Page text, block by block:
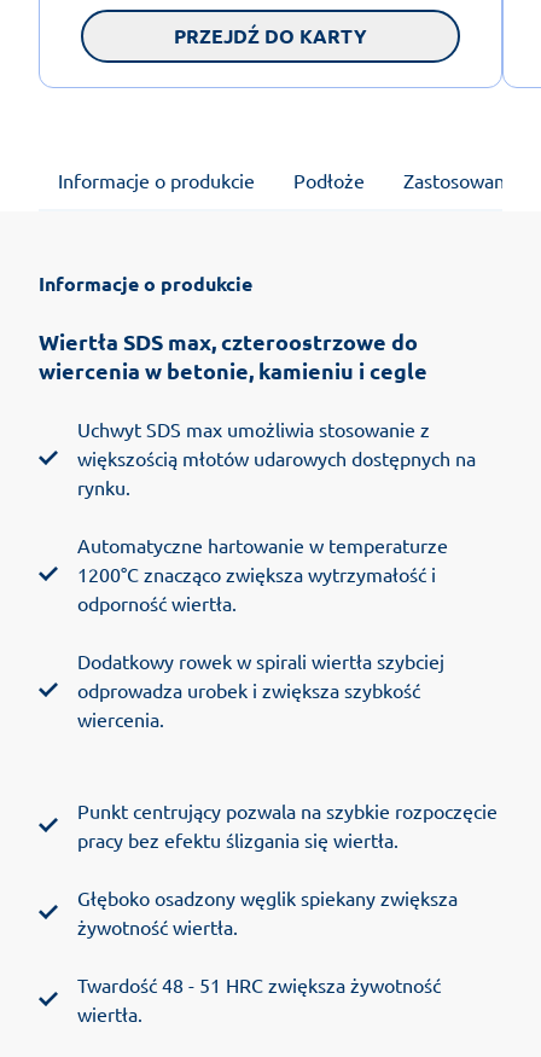
PRZEJDŹ DO KARTY
Informacje o produkcie Podłoże Zastosowanie
Informacje o produkcie
Wiertła SDS max, czteroostrzowe do
wiercenia w betonie, kamieniu i cegle
Uchwyt SDS max umożliwia stosowanie z
większością młotów udarowych dostępnych na
rynku.
Automatyczne hartowanie w temperaturze
1200°C znacząco zwiększa wytrzymałość i
odporność wiertła.
Dodatkowy rowek w spirali wiertła szybciej
odprowadza urobek i zwiększa szybkość
wiercenia.
Punkt centrujący pozwala na szybkie rozpoczęcie
pracy bez efektu ślizgania się wiertła.
Głęboko osadzony węglik spiekany zwiększa
żywotność wiertła.
Twardość 48 - 51 HRC zwiększa żywotność
wiertła.